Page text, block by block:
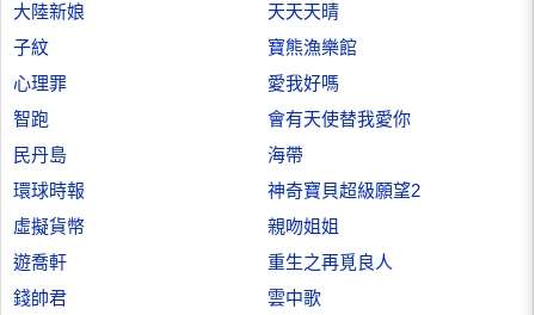
大陸新娘
天天天晴
子紋
寶熊漁樂館
心理罪
愛我好嗎
智跑
會有天使替我愛你
民丹島
海帶
環球時報
神奇寶貝超級願望2
虛擬貨幣
親吻姐姐
遊喬軒
重生之再覓良人
錢帥君
雲中歌